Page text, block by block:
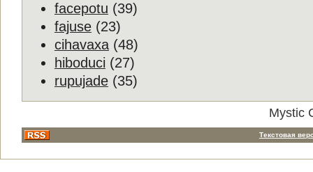
facepotu (39)
fajuse(23)
cihavaxa(48)
hiboduci (27)
rupujade(35)
Mystic
Текстовая